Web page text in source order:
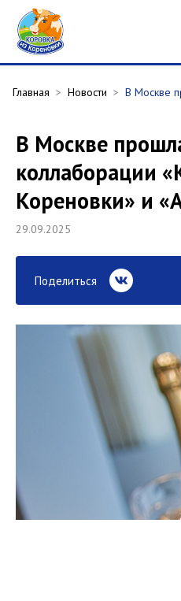
Главная > Новости > В Москве
В Москве
коллаборации
Кореновки» и
29.09.2025
Поделиться